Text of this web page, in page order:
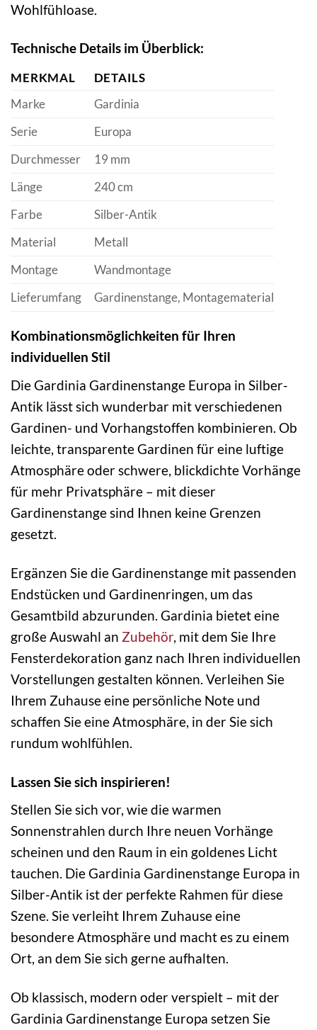
Wohlfühloase.
Technische Details im Überblick:
MERKMAL
DETAILS
Marke
Gardinia
Serie
Europa
Durchmesser
19 mm
Länge
240 cm
Farbe
Silber-Antik
Material
Metall
Montage
Wandmontage
Lieferumfang
Gardinenstange, Montagematerial
Kombinationsmöglichkeiten für Ihren
individuellen Stil
Die Gardinia Gardinenstange Europa in Silber-
Antik lässt sich wunderbar mit verschiedenen
Gardinen- und Vorhangstoffen kombinieren. Ob
leichte, transparente Gardinen für eine luftige
Atmosphäre oder schwere, blickdichte Vorhänge
für mehr Privatsphäre – mit dieser
Gardinenstange sind Ihnen keine Grenzen
gesetzt.
Ergänzen Sie die Gardinenstange mit passenden
Endstücken und Gardinenringen, um das
Gesamtbild abzurunden. Gardinia bietet eine
große Auswahl an Zubehör, mit dem Sie Ihre
Fensterdekoration ganz nach Ihren individuellen
Vorstellungen gestalten können. Verleihen Sie
Ihrem Zuhause eine persönliche Note und
schaffen Sie eine Atmosphäre, in der Sie sich
rundum wohlfühlen.
Lassen Sie sich inspirieren!
Stellen Sie sich vor, wie die warmen
Sonnenstrahlen durch Ihre neuen Vorhänge
scheinen und den Raum in ein goldenes Licht
tauchen. Die Gardinia Gardinenstange Europa in
Silber-Antik ist der perfekte Rahmen für diese
Szene. Sie verleiht Ihrem Zuhause eine
besondere Atmosphäre und macht es zu einem
Ort, an dem Sie sich gerne aufhalten.
Ob klassisch, modern oder verspielt – mit der
Gardinia Gardinenstange Europa setzen Sie